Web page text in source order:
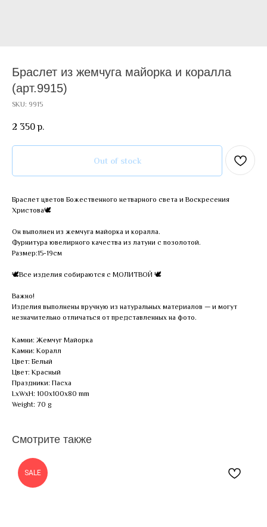
Браслет из жемчуга майорка и коралла
(арт.9915)
SKU: 9915
2 350 р.
Out of stock
Браслет цветов Божественного нетварного света и Воскресения
Христова🕊
Он выполнен из жемчуга майорка и коралла.
Фурнитура ювелирного качества из латуни с позолотой.
Размер:15-19см
🕊Все изделия собираются с МОЛИТВОЙ 🕊
Важно!
Изделия выполнены вручную из натуральных материалов — и могут
незначительно отличаться от представленных на фото.
Камни: Жемчуг Майорка
Камни: Коралл
Цвет: Белый
Цвет: Красный
Праздники: Пасха
LxWxH: 100x100x80 mm
Weight: 70 g
Смотрите также
SALE